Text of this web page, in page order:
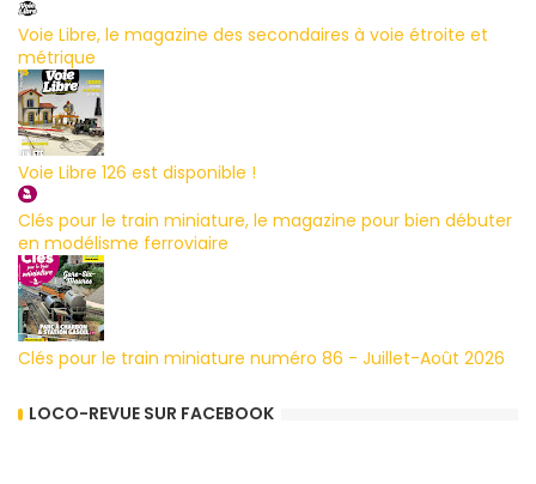
Voie Libre, le magazine des secondaires à voie étroite et
métrique
Voie Libre 126 est disponible !
Clés pour le train miniature, le magazine pour bien débuter
en modélisme ferroviaire
Clés pour le train miniature numéro 86 - Juillet-Août 2026
LOCO-REVUE SUR FACEBOOK